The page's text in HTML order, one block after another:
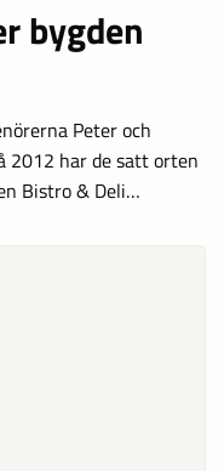
bygden
Peter och
2012 har de satt orten
Bistro & Deli…